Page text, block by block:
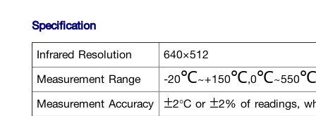
Specification
Infrared Resolution
640×512
Measurement Range
-20℃~+150℃,0℃~550℃
Measurement Accuracy ±2°C or ±2% of readings,